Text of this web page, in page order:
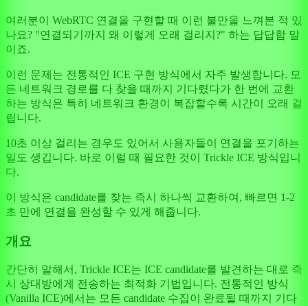
여러분이 WebRTC 연결을 구현할 때 이런 불만을 느껴본 적 있
나요? "연결되기까지 왜 이렇게 오래 걸리지?" 하는 답답함 말
이죠.
이런 문제는 전통적인 ICE 구현 방식에서 자주 발생합니다. 모
든 네트워크 경로를 다 찾을 때까지 기다렸다가 한 번에 교환
하는 방식은 특히 네트워크 환경이 복잡할수록 시간이 오래 걸
립니다.
10초 이상 걸리는 경우도 있어서 사용자들이 연결을 포기하는
일도 생깁니다. 바로 이럴 때 필요한 것이 Trickle ICE 방식입니
다.
이 방식은 candidate를 찾는 즉시 하나씩 교환하여, 빠르면 1-2
초 만에 연결을 완성할 수 있게 해줍니다.
개요
간단히 말해서, Trickle ICE는 ICE candidate를 발견하는 대로 즉
시 상대방에게 전송하는 최적화 기법입니다. 전통적인 방식
(Vanilla ICE)에서는 모든 candidate 수집이 완료될 때까지 기다